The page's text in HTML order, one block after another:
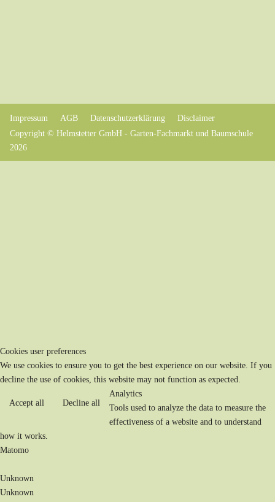
Impressum AGB Datenschutzerklärung
Disclaimer
Copyright © Helmstetter GmbH - Garten-Fachmarkt und Baumschule
2026
Cookies user preferences
We use cookies to ensure you to get the best experience on our website. If you
decline the use of cookies, this website may not function as expected.
Accept all Decline all
Analytics
Tools used to analyze the data to measure the
effectiveness of a website and to understand
how it works.
Matomo
Unknown
Unknown